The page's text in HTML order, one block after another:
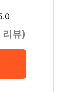
뷰)